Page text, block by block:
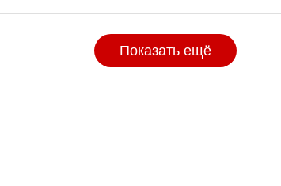
Показать ещё